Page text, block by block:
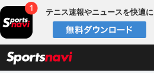
テニス速報やニュースを快適に